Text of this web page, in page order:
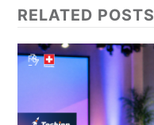
RELATED POSTS